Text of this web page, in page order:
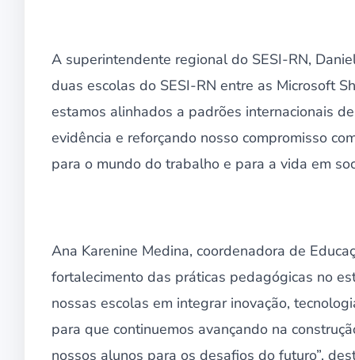
A superintendente regional do SESI-RN,
duas escolas do SESI-RN entre as Microsoft
estamos alinhados a padrões internacionais
evidência e reforçando nosso compromisso
para o mundo do trabalho e para a vida em
Ana Karenine Medina, coordenadora de
fortalecimento das práticas pedagógicas no
nossas escolas em integrar inovação,
para que continuemos avançando na
nossos alunos para os desafios do futuro”,